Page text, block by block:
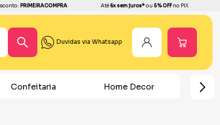
PRIMEIRACOMPRA Até6x sem juros*ou 5% OFFno PIX
Duvidas via Whatsapp
Confeitaria Home Decor Chá